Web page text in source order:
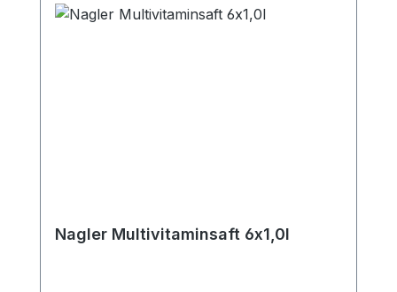
Nagler Multivitaminsaft 6x1,0l